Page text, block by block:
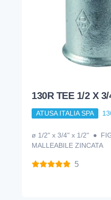
130R TEE 1/2 X
ATUSA ITALIA SPA
ø 1/2" x 3/4" x 1/2" ●
MALLEABILE ZINCATA
5